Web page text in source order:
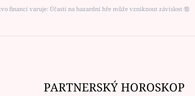
financí varuje: Účastí na hazardní hře může vzniknout závislost ⑱
PARTNERSKÝ HOROSKOP